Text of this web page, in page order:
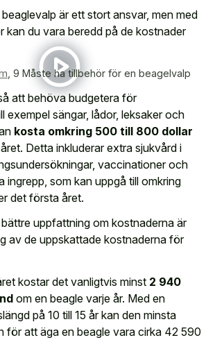
är ett stort ansvar, men med
kan du vara beredd på de kostnader
9 Måste ha tillbehör för en beagelvalp
att behöva budgetera för
exempel sängar, lådor, leksaker och
kosta omkring 500 till 800 dollar
Detta inkluderar extra sjukvård i
vaccinationer och
ingrepp, som kan uppgå till omkring
det första året.
uppfattning om kostnaderna är
av de uppskattade kostnaderna för
kostar det vanligtvis minst 2 940
om en beagle varje år. Med en
på 10 till 15 år kan den minsta
för att äga en beagle vara cirka 42 590